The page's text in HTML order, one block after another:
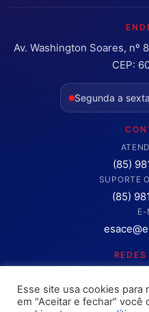
Av. Washington Soares, nº
CEP:
Segunda a
(85)
SUPORTE
(85)
E-
Clique para
Esse site usa cookies para
em "Aceitar e fechar" você